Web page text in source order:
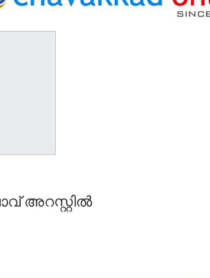
അറസ്റ്റിൽ